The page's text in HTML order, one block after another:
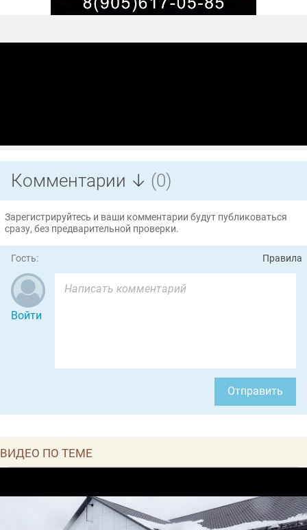
Комментарии ↓ (0)
Зарегистрируйтесь и ваши комментарии будут публиковаться
сразу, без предварительной проверки.
Гость: Правила
Войти
Отправить
ВИДЕО ПО ТЕМЕ